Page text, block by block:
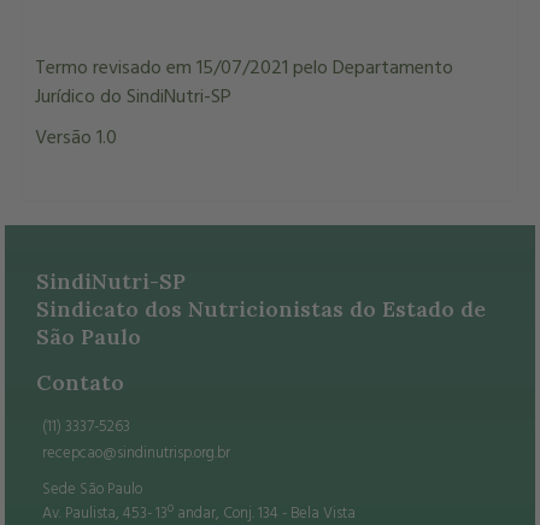
Termo revisado em 15/07/2021 pelo Departamento
Jurídico do SindiNutri-SP
Versão 1.0
SindiNutri-SP
Sindicato dos Nutricionistas do Estado de
São Paulo
Contato
(11) 3337-5263
recepcao@sindinutrisp.org.br
Sede São Paulo
Av. Paulista, 453- 13º andar, Conj. 134 - Bela Vista